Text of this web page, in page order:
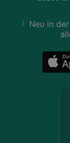
Neu in